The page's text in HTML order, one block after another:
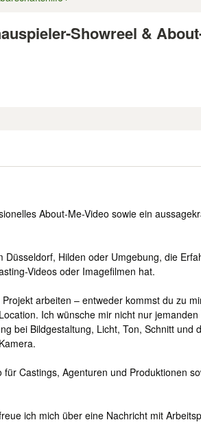
Showreel &
About-Me-Video sowie ein
Hilden oder Umgebung, die
Videos oder Imagefilmen hat.
arbeiten – entweder kommst du zu
Ich wünsche mir nicht nur
bei Bildgestaltung, Licht, Ton, Schnitt und
Castings, Agenturen und Produktionen
ich mich über eine Nachricht mit